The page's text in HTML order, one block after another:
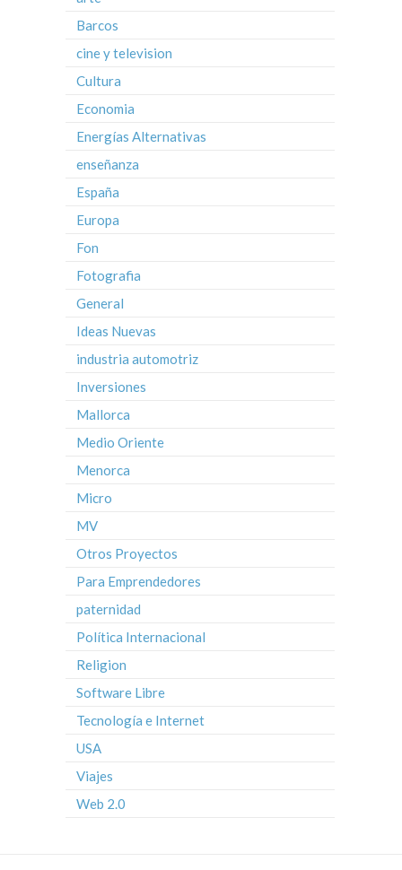
Barcos
cine y television
Cultura
Economia
Energías Alternativas
enseñanza
España
Europa
Fon
Fotografia
General
Ideas Nuevas
industria automotriz
Inversiones
Mallorca
Medio Oriente
Menorca
Micro
MV
Otros Proyectos
Para Emprendedores
paternidad
Política Internacional
Religion
Software Libre
Tecnología e Internet
USA
Viajes
Web 2.0